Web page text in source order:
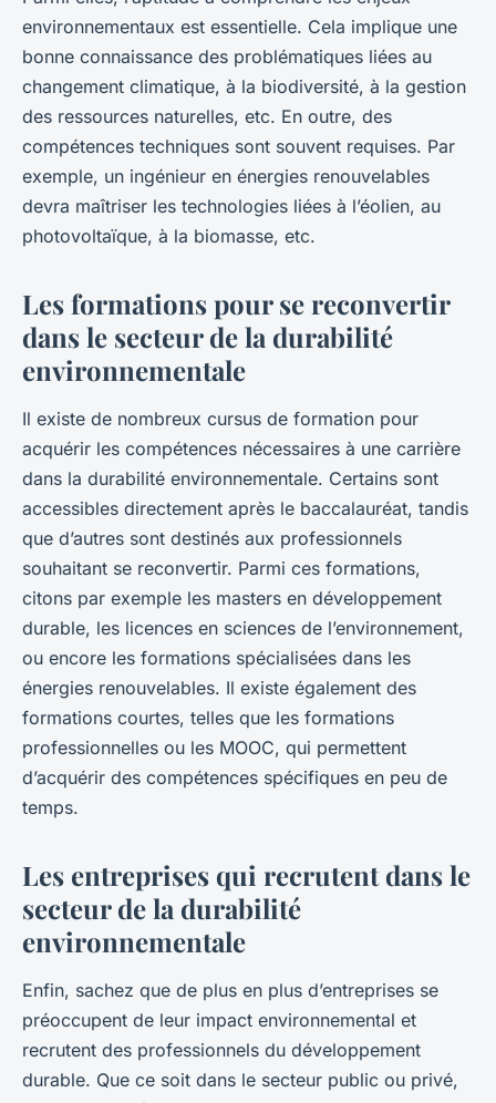
environnementaux est essentielle. Cela implique une
bonne connaissance des problématiques liées au
changement climatique, à la biodiversité, à la gestion
des ressources naturelles, etc. En outre, des
compétences techniques sont souvent requises. Par
exemple, un ingénieur en énergies renouvelables
devra maîtriser les technologies liées à l’éolien, au
photovoltaïque, à la biomasse, etc.
Les formations pour se reconvertir
dans le secteur de la durabilité
environnementale
Il existe de nombreux cursus de formation pour
acquérir les compétences nécessaires à une carrière
dans la durabilité environnementale. Certains sont
accessibles directement après le baccalauréat, tandis
que d’autres sont destinés aux professionnels
souhaitant se reconvertir. Parmi ces formations,
citons par exemple les masters en développement
durable, les licences en sciences de l’environnement,
ou encore les formations spécialisées dans les
énergies renouvelables. Il existe également des
formations courtes, telles que les formations
professionnelles ou les MOOC, qui permettent
d’acquérir des compétences spécifiques en peu de
temps.
Les entreprises qui recrutent dans le
secteur de la durabilité
environnementale
Enfin, sachez que de plus en plus d’entreprises se
préoccupent de leur impact environnemental et
recrutent des professionnels du développement
durable. Que ce soit dans le secteur public ou privé,